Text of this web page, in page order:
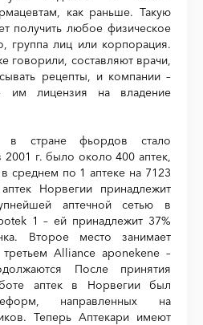
как раньше. Такую
получить любое физическое
группа лиц или корпорация.
говорили, составляют врачи,
рецепты, и компании –
им лицензия на владение
в стране фьордов стало
г. было около 400 аптек,
среднем по 1 аптеке на 7123
Норвегии принадлежит
аптечной сетью в
1 – ей принадлежит 37%
Второе место занимает
Alliance aponekene –
После принятия
аптек в Норвегии был
направленных на
Теперь Аптекари имеют